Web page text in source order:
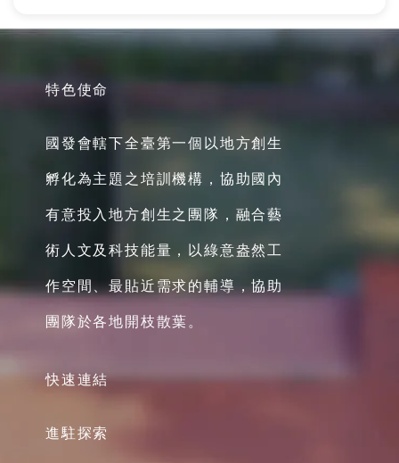
特色使命
國發會轄下全臺第一個以地方創生
孵化為主題之培訓機構，協助國內
有意投入地方創生之團隊，融合藝
術人文及科技能量，以綠意盎然工
作空間、最貼近需求的輔導，協助
團隊於各地開枝散葉。
快速連結
進駐探索